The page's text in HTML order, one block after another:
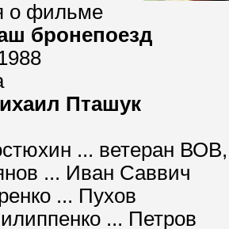
о фильме
бронепоезд
Пташук
... ветеран
... Иван Саввич
... Пухов
... Петров